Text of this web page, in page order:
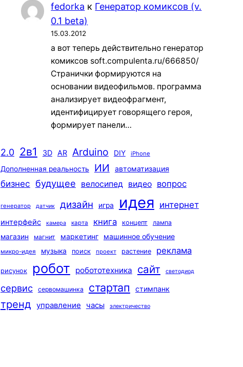
fedorka к Генератор комиксов (v.
0.1 beta)
15.03.2012
а вот теперь действительно генератор
комиксов soft.compulenta.ru/666850/
Странички формируются на
основании видеофильмов. программа
анализирует видеофрагмент,
идентифицирует говорящего героя,
формирует панели…
2.0 2в1 3D AR Arduino DIY iPhone
Дополненная реальность ИИ автоматизация
бизнес будущее велосипед видео вопрос
генератор датчик дизайн игра идея интернет
интерфейс камера карта книга концепт лампа
магазин магнит маркетинг машинное обучение
микро-идея музыка поиск проект растение реклама
рисунок робот робототехника сайт светодиод
сервис сервомашинка стартап стимпанк
тренд управление часы электричество